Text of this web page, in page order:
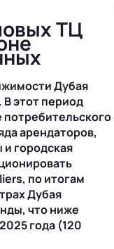
ТЦ
Дубая
этот период
арендаторов,
городская
по итогам
Дубая
что ниже
года (120